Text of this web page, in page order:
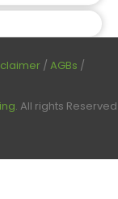
/ AGBs /
. All rights Reserved